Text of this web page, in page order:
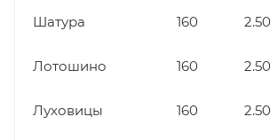
Шатура 160 2.50
Лотошино 160 2.50
Луховицы 160 2.50